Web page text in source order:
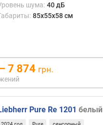
шума: 40 дБ
85x55x58 см
7 874 грн.
Pure Re 1201 белый